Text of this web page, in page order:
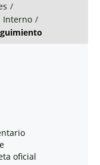
/
Interno /
oficial